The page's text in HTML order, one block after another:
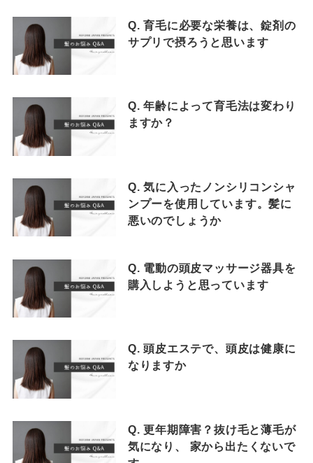
Q. 育毛に必要な栄養は、錠剤の
サプリで摂ろうと思います
Q. 年齢によって育毛法は変わり
ますか？
Q. 気に入ったノンシリコンシャ
ンプーを使用しています。髪に
悪いのでしょうか
Q. 電動の頭皮マッサージ器具を
購入しようと思っています
Q. 頭皮エステで、頭皮は健康に
なりますか
Q. 更年期障害？抜け毛と薄毛が
気になり、 家から出たくないで